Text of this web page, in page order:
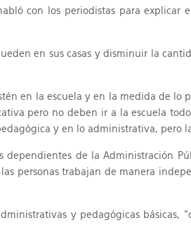
con los periodistas para
en sus casas y disminuir la
en la escuela y en la medida de lo
pero no deben ir a la escuela
y en lo administrativa, pero
de la Administración
personas trabajan de manera
y pedagógicas básicas,